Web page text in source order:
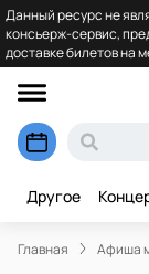
Данный ресурс не
консьерж-сервис,
доставке билетов на
Другое
Главная Афиша